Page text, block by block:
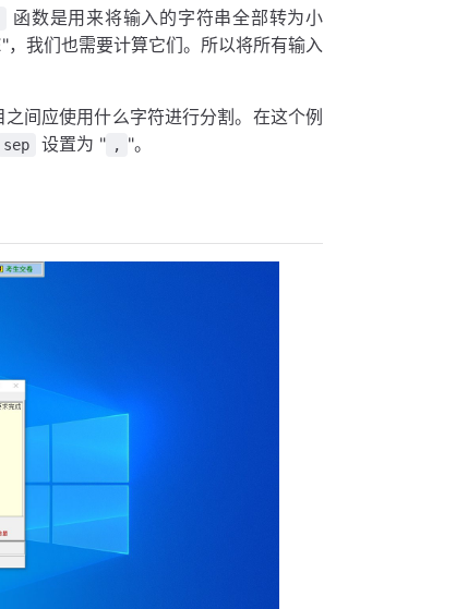
函数是用来将输入的字符串全部转为小
我们也需要计算它们。所以将所有输入
之间应使用什么字符进行分割。在这个例
sep 设置为 " , "。